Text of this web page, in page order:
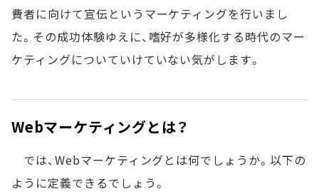
費者に向けて宣伝というマーケティングを行いまし
た。その成功体験ゆえに、嗜好が多様化する時代のマー
ケティングについていけていない気がします。
Webマーケティングとは？
では、Webマーケティングとは何でしょうか。以下の
ように定義できるでしょう。